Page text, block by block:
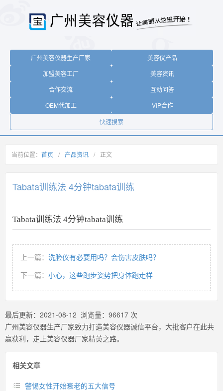
广州美容仪器生产厂家
美容仪产品
加盟美容工厂
美容资讯
合作交流
互动问答
OEM代加工
VIP合作
快速搜索
当前位置： 首页 / 产品资讯 / 正文
Tabata训练法 4分钟tabata训练
Tabata训练法 4分钟tabata训练
上一篇： 洗脸仪有必要用吗？会伤害皮肤吗？
下一篇： 小心，这些跑步姿势把身体跑走样
最后更新： 2021-08-12 浏览量： 96617 次
广州美容仪器生产厂家致力打造美容仪器诚信平台，大批客户在此共
赢获利，走上美容仪器厂家精英之路。
相关文章
警惕女性开始衰老的五大信号